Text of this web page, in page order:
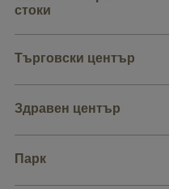
стоки
Търговски център
Здравен център
Парк